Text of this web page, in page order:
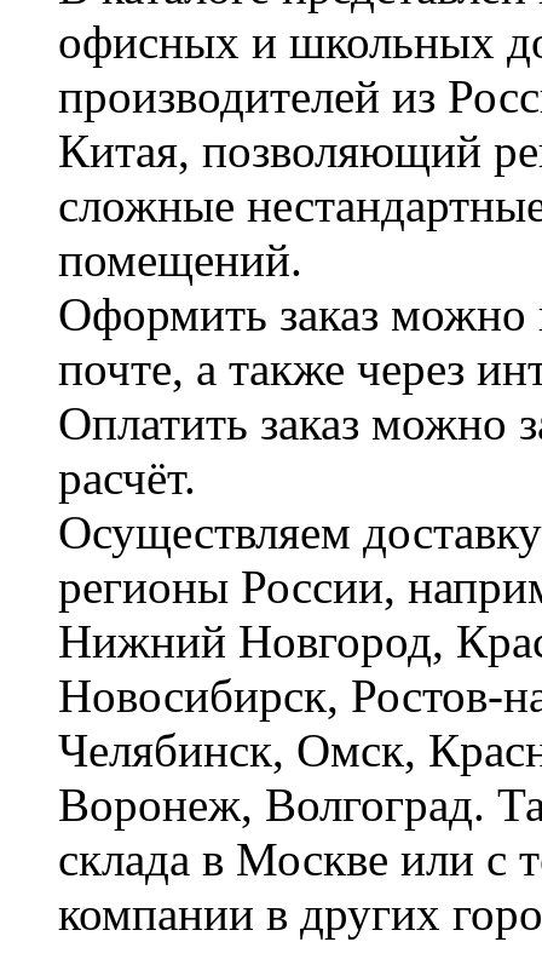
офисных и школьных
производителей из
Китая, позволяющий
сложные
помещений.
Оформить заказ можно
почте, а также через
Оплатить заказ можно
расчёт.
Осуществляем
регионы России,
Нижний Новгород,
Новосибирск, Ростов-
Челябинск, Омск,
Воронеж, Волгоград.
склада в Москве или с
компании в других